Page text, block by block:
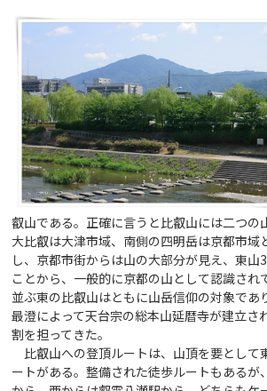
叡山である。正確に言うと比叡山には二つの
大比叡は大津市域、南側の四明岳は京都市域
し、京都市街からは山の大部分が見え、東山
ことから、一般的に京都の山として認識され
並ぶ東の比叡山はともに山岳信仰の対象であ
最澄によって天台宗の総本山延暦寺が建立さ
割を担ってきた。
比叡山への登頂ルートは、山頂を要として
ートがある。整備された徒歩ルートもあるが